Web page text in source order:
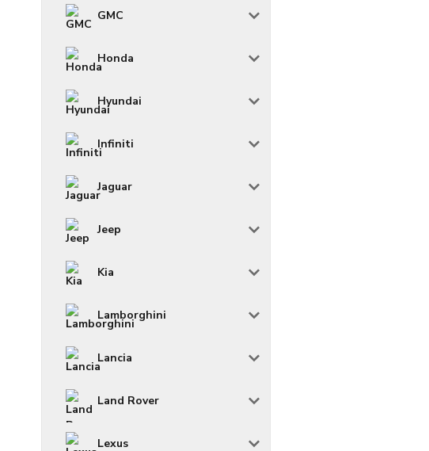
GMC
Honda
Hyundai
Infiniti
Jaguar
Jeep
Kia
Lamborghini
Lancia
Land Rover
Lexus